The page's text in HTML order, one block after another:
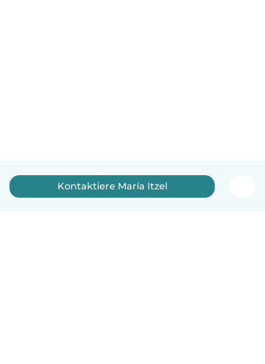
Kontaktiere María Itzel